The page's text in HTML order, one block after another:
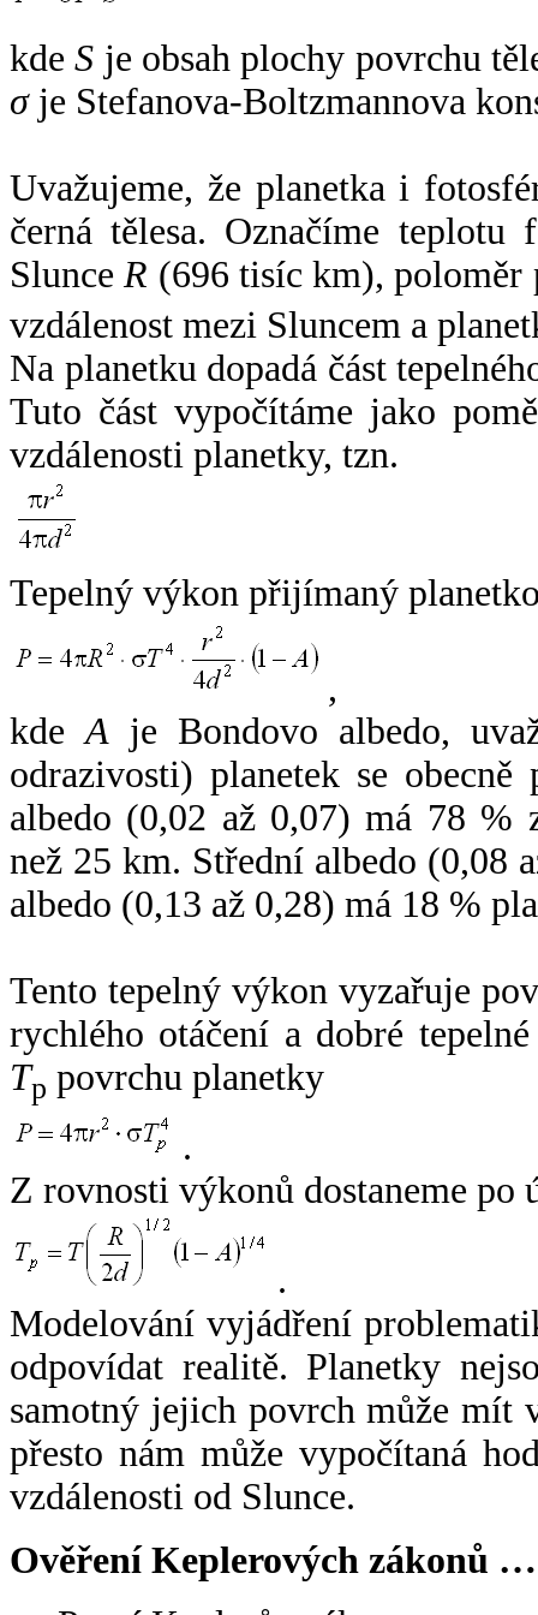
kdeS je obsah plochy povrchu
σje Stefanova-Boltzmannova
Uvažujeme, že planetka i
černá tělesa. Označíme
SlunceR (696 tisíc km),
vzdálenost mezi Sluncem a
Na planetku dopadá část
Tuto část vypočítáme jako
vzdálenosti planetky, tzn.
Tepelný výkon přijímaný
,
kdeA je Bondovo albedo,
odrazivosti) planetek se
albedo (0,02 až 0,07) má 78 %
než 25 km. Střední albedo (0,08
albedo (0,13 až 0,28) má 18 %
Tento tepelný výkon vyzařuje
rychlého otáčení a dobré
Tp povrchu planetky
.
Z rovnosti výkonů dostaneme po
.
Modelování vyjádření
odpovídat realitě. Planetky
samotný jejich povrch může mít
přesto nám může vypočítaná
vzdálenosti od Slunce.
Ověření Keplerových zákonů …